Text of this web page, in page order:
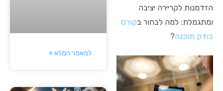
הזדמנות לקריירה יציבה
ומתגמלת: למה לבחור בקורס
בודק תוכנה?
למאמר המלא »